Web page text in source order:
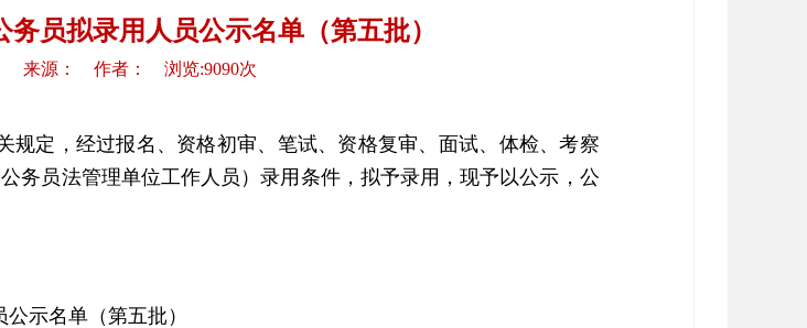
员拟录用人员公示名单（第五批）
来源： 作者： 浏览:9090次
规定，经过报名、资格初审、笔试、资格复审、面试、体检、考察
务员法管理单位工作人员）录用条件，拟予录用，现予以公示，公
公示名单（第五批）